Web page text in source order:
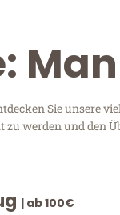
Sie unsere
werden und den
| ab 100€